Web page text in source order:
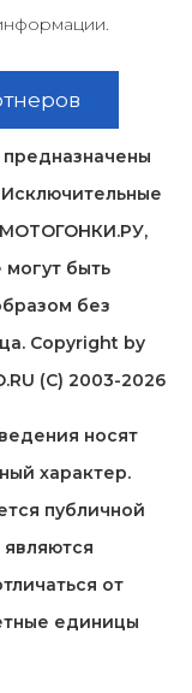
Исключительные
МОТОГОНКИ.РУ,
быть
без
Copyright by
(C) 2003-2026
носят
характер.
публичной
от
единицы